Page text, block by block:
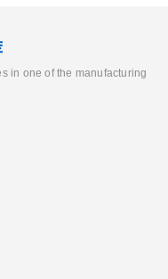
in one of the manufacturing